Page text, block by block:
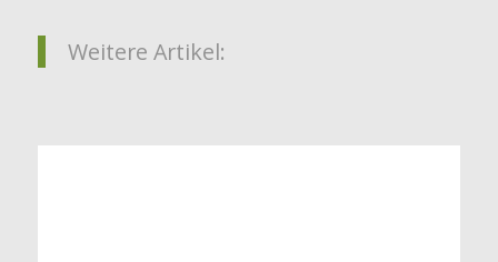
Weitere Artikel: